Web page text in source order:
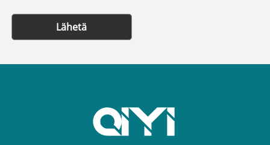
Lähetä